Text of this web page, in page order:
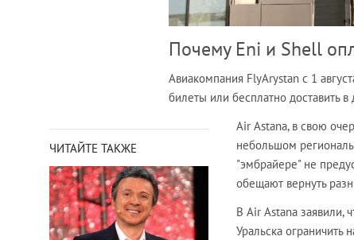
Почему Eni и Shell
Авиакомпания FlyArystan с 1
билеты или бесплатно доставить
ЧИТАЙТЕ ТАКЖЕ
Air Astana, в свою
небольшом
"эмбрайере" не
обещают вернуть
В Air Astana заявили,
Уральска ограничить